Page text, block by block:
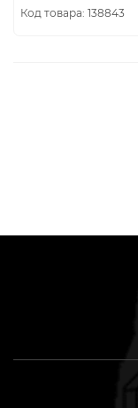
Код товара: 138843